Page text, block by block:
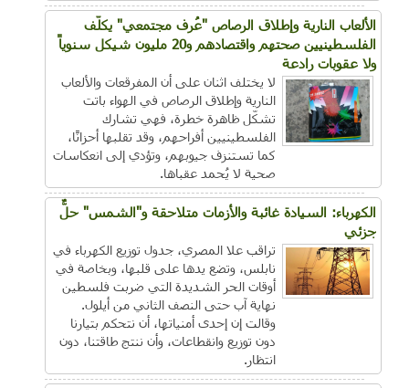
الألعاب النارية وإطلاق الرصاص "عُرف مجتمعي" يكلّف
الفلسطينيين صحتهم واقتصادهم و20 مليون شيكل سنوياً
ولا عقوبات رادعة
لا يختلف اثنان على أن المفرقعات والألعاب
النارية وإطلاق الرصاص في الهواء باتت
تشكّل ظاهرة خطرة، فهي تشارك
الفلسطينيين أفراحهم، وقد تقلبها أحزانًا،
كما تستنزف جيوبهم، وتؤدي إلى انعكاسات
صحية لا يُحمد عقباها.
الكهرباء: السيادة غائبة والأزمات متلاحقة و"الشمس" حلٌّ
جزئي
تراقب علا المصري، جدول توزيع الكهرباء في
نابلس، وتضع يدها على قلبها، وبخاصة في
أوقات الحر الشديدة التي ضربت فلسطين
نهاية آب حتى النصف الثاني من أيلول.
وقالت إن إحدى أمنياتها، أن نتحكم بتيارنا
دون توزيع وانقطاعات، وأن ننتج طاقتنا، دون
انتظار.